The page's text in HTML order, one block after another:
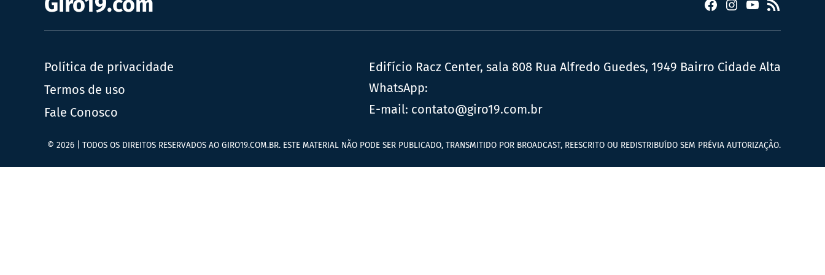
Facebook
Instagram
YouTube
RSS
Política de privacidade
Termos de uso
Fale Conosco
Edifício Racz Center, sala 808 Rua Alfredo Guedes, 1949 Bairro Cidade Alta
WhatsApp:
E-mail: contato@giro19.com.br
© 2026 | TODOS OS DIREITOS RESERVADOS AO GIRO19.COM.BR. ESTE MATERIAL NÃO PODE SER PUBLICADO, TRANSMITIDO POR BROADCAST, REESCRITO OU REDISTRIBUÍDO SEM PRÉVIA AUTORIZAÇÃO.